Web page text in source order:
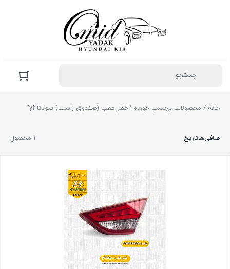
خانه / محصولات برچسب خورده “خطر عقب (صندوق راست) سوناتا yf”
1 محصول صافی‌هاتاریخ